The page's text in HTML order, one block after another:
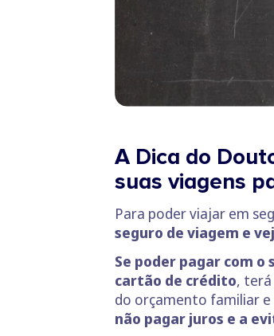
A Dica do
suas viagens
Para poder viajar em
seguro de viagem e
Se poder pagar com
cartão de crédito,
do orçamento familiar e
não pagar juros e a